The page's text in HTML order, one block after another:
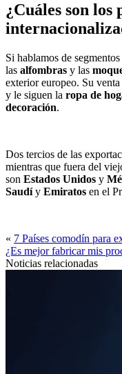
¿Cuáles son los
Si hablamos de
las alfombras y las
exterior europeo. Su
y le siguen la ropa de
decoración.
Dos tercios de las
mientras que fuera del
son Estados Unidos y
Saudíy Emiratos en el
« 7 Países comodín para
¿Es mejor fabricar mis
Noticias relacionadas